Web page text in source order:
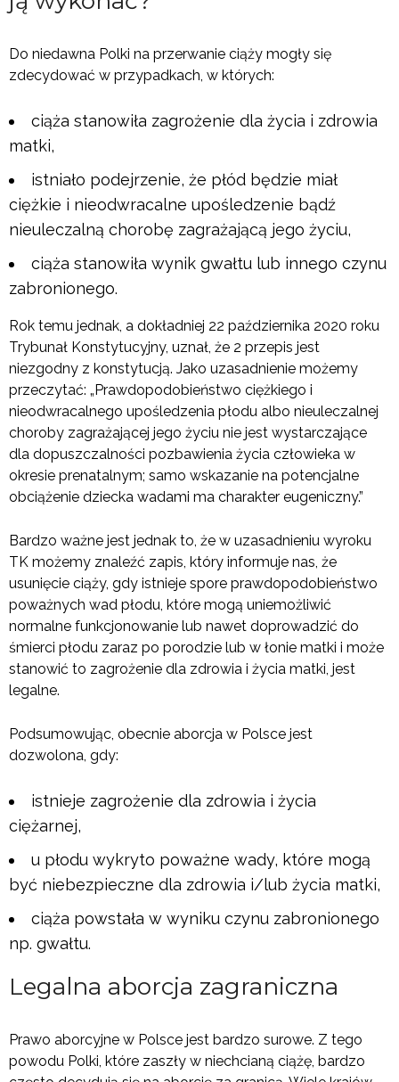
Do niedawna Polki na przerwanie ciąży mogły się
zdecydować w przypadkach, w których:
ciąża stanowiła zagrożenie dla życia i zdrowia
matki,
istniało podejrzenie, że płód będzie miał
ciężkie i nieodwracalne upośledzenie bądź
nieuleczalną chorobę zagrażającą jego życiu,
ciąża stanowiła wynik gwałtu lub innego czynu
zabronionego.
Rok temu jednak, a dokładniej 22 października 2020 roku
Trybunał Konstytucyjny, uznał, że 2 przepis jest
niezgodny z konstytucją. Jako uzasadnienie możemy
przeczytać: „Prawdopodobieństwo ciężkiego i
nieodwracalnego upośledzenia płodu albo nieuleczalnej
choroby zagrażającej jego życiu nie jest wystarczające
dla dopuszczalności pozbawienia życia człowieka w
okresie prenatalnym; samo wskazanie na potencjalne
obciążenie dziecka wadami ma charakter eugeniczny.”
Bardzo ważne jest jednak to, że w uzasadnieniu wyroku
TK możemy znaleźć zapis, który informuje nas, że
usunięcie ciąży, gdy istnieje spore prawdopodobieństwo
poważnych wad płodu, które mogą uniemożliwić
normalne funkcjonowanie lub nawet doprowadzić do
śmierci płodu zaraz po porodzie lub w łonie matki i może
stanowić to zagrożenie dla zdrowia i życia matki, jest
legalne.
Podsumowując, obecnie aborcja w Polsce jest
dozwolona, gdy:
istnieje zagrożenie dla zdrowia i życia
ciężarnej,
u płodu wykryto poważne wady, które mogą
być niebezpieczne dla zdrowia i/lub życia matki,
ciąża powstała w wyniku czynu zabronionego
np. gwałtu.
Legalna aborcja zagraniczna
Prawo aborcyjne w Polsce jest bardzo surowe. Z tego
powodu Polki, które zaszły w niechcianą ciążę, bardzo